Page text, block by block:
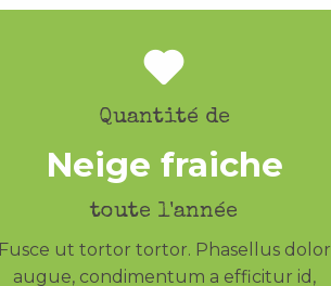
Quantité de
Neige fraiche
toute l'année
Fusce ut tortor tortor. Phasellus dolor
augue, condimentum a efficitur id,